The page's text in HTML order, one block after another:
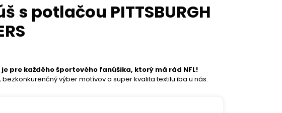
s potlačou PITTSBURGH
pre každého športového fanúšika, ktorý má rád NFL!
bezkonkurenčný výber motívov a super kvalita textilu iba u nás.